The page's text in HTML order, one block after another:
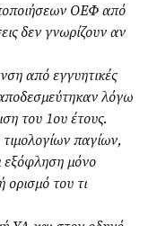
ΟΕΦ από
δεν γνωρίζουν αν
από εγγυητικές
λόγω
του 1ου έτους.
παγίων,
εξόφληση μόνο
του τι